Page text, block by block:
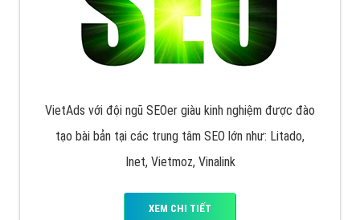
VietAds với đội ngũ SEOer giàu kinh nghiệm được đào
tạo bài bản tại các trung tâm SEO lớn như: Litado,
Inet, Vietmoz, Vinalink
XEM CHI TIẾT